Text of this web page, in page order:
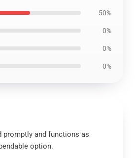
50%
0%
0%
0%
promptly and functions as
option.